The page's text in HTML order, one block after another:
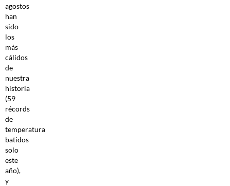
agostos
han
sido
los
más
cálidos
de
nuestra
historia
(59
récords
de
temperatura
batidos
solo
este
año),
y